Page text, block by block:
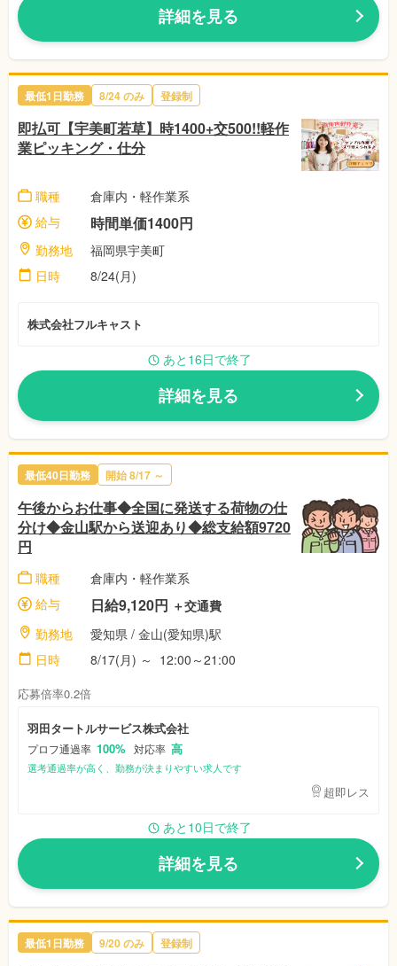
詳細を見る
最低1日勤務 8/24のみ 登録制
即払可【宇美町若草】時1400+交500!!軽作
業ピッキング・仕分
職種
倉庫内・軽作業系
給与
時間単価1400円
勤務地
福岡県宇美町
日時
8/24(月)
株式会社フルキャスト
あと16日で終了
詳細を見る
最低40日勤務 開始8/17 ～
午後からお仕事◆全国に発送する荷物の仕
分け◆金山駅から送迎あり◆総支給額9720
円
職種
倉庫内・軽作業系
給与
日給9,120円 ＋交通費
勤務地
愛知県 / 金山(愛知県)駅
日時
8/17(月) ～ 12:00～21:00
応募倍率0.2倍
羽田タートルサービス株式会社
プロフ通過率 100% 対応率 高
選考通過率が高く、勤務が決まりやすい求人です
超即レス
あと10日で終了
詳細を見る
最低1日勤務 9/20のみ 登録制